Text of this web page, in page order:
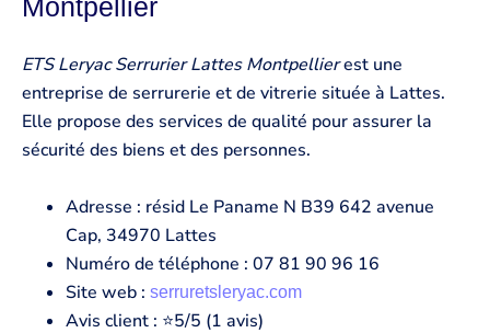
Montpellier
ETS Leryac Serrurier Lattes Montpellierest une
entreprise de serrurerie et de vitrerie située à Lattes.
Elle propose des services de qualité pour assurer la
sécurité des biens et des personnes.
Adresse : résid Le Paname N B39 642 avenue
Cap, 34970 Lattes
Numéro de téléphone : 07 81 90 96 16
Site web : serruretsleryac.com
Avis client : ⭐5/5 (1 avis)